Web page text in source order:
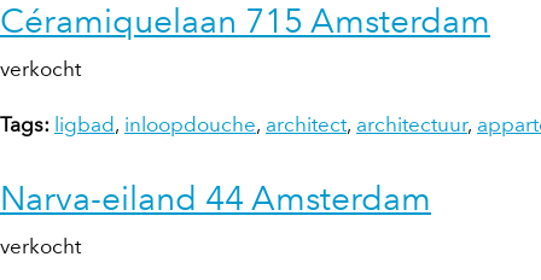
Céramiquelaan 715 Amsterdam
verkocht
Tags: ligbad, inloopdouche, architect, architectuur,
Narva-eiland 44 Amsterdam
verkocht